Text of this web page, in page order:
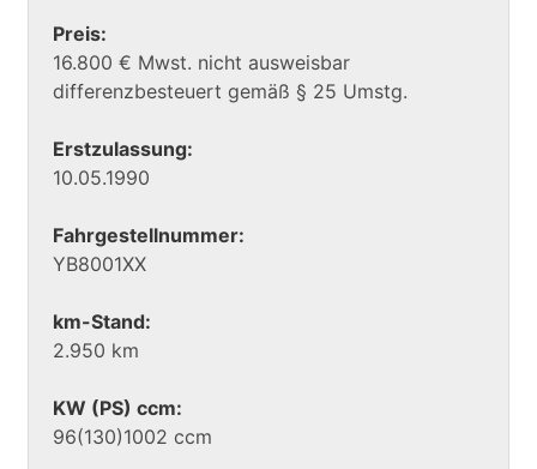
Preis:
16.800 € Mwst. nicht ausweisbar
differenzbesteuert gemäß § 25 Umstg.
Erstzulassung:
10.05.1990
Fahrgestellnummer:
YB8001XX
km-Stand:
2.950 km
KW (PS) ccm:
96(130)1002 ccm